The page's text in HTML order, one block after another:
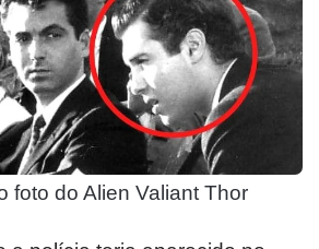
foto do Alien Valiant Thor